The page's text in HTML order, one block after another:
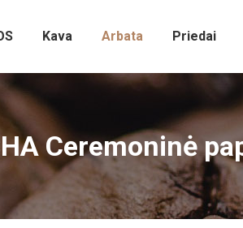
Kava Arbata Priedai
Ceremoninė